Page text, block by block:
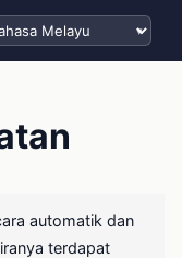
bahasa
automatik dan
terdapat